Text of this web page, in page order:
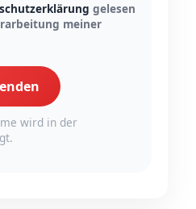
gelesen
meiner
wird in der